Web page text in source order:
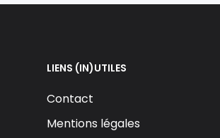
LIENS (IN)UTILES
Contact
Mentions légales